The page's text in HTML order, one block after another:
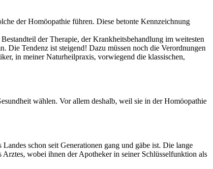
der Homöopathie führen. Diese betonte Kennzeichnung
der Therapie, der Krankheitsbehandlung im weitesten
Die Tendenz ist steigend! Dazu müssen noch die Verordnungen
in meiner Naturheilpraxis, vorwiegend die klassischen,
wählen. Vor allem deshalb, weil sie in der Homöopathie
schon seit Generationen gang und gäbe ist. Die lange
wobei ihnen der Apotheker in seiner Schlüsselfunktion als